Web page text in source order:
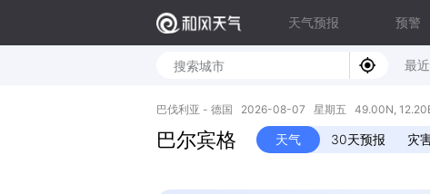
天气预报 预警
最近
巴伐利亚 - 德国 2026-08-07 星期五 49.00N,
巴尔宾格 天气 30天预报 灾